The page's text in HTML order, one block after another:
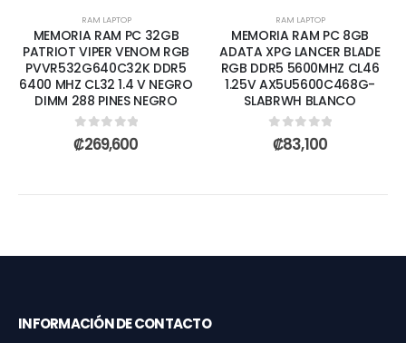
RAM LAPTOP
MEMORIA RAM PC 32GB
PATRIOT VIPER VENOM RGB
PVVR532G640C32K DDR5
6400 MHZ CL32 1.4 V NEGRO
DIMM 288 PINES NEGRO
0out of 5
₡269,600
RAM LAPTOP
MEMORIA RAM PC 8GB
ADATA XPG LANCER BLADE
RGB DDR5 5600MHZ CL46
1.25V AX5U5600C468G-
SLABRWH BLANCO
0out of 5
₡83,100
INFORMACIÓN DE CONTACTO